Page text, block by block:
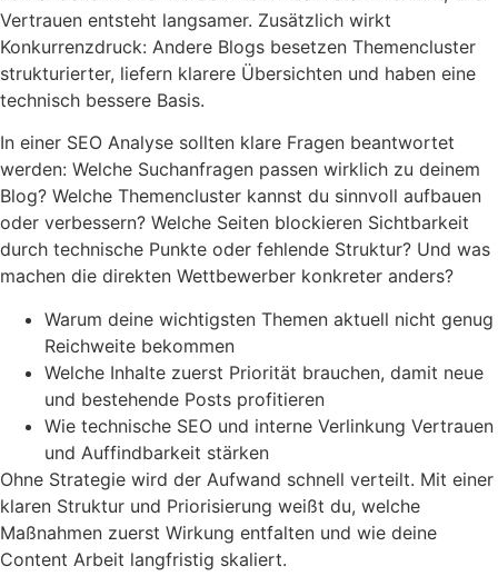
Vertrauen entsteht langsamer. Zusätzlich wirkt
Konkurrenzdruck: Andere Blogs besetzen Themencluster
strukturierter, liefern klarere Übersichten und haben eine
technisch bessere Basis.
In einer SEO Analyse sollten klare Fragen beantwortet
werden: Welche Suchanfragen passen wirklich zu deinem
Blog? Welche Themencluster kannst du sinnvoll aufbauen
oder verbessern? Welche Seiten blockieren Sichtbarkeit
durch technische Punkte oder fehlende Struktur? Und was
machen die direkten Wettbewerber konkreter anders?
Warum deine wichtigsten Themen aktuell nicht genug
Reichweite bekommen
Welche Inhalte zuerst Priorität brauchen, damit neue
und bestehende Posts profitieren
Wie technische SEO und interne Verlinkung Vertrauen
und Auffindbarkeit stärken
Ohne Strategie wird der Aufwand schnell verteilt. Mit einer
klaren Struktur und Priorisierung weißt du, welche
Maßnahmen zuerst Wirkung entfalten und wie deine
Content Arbeit langfristig skaliert.